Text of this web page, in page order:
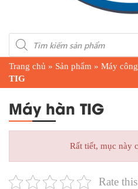
Products
search
Trang chủ » Sản phẩm » Máy
TIG
Máy hàn TIG
Rất tiết, mục này
Rate